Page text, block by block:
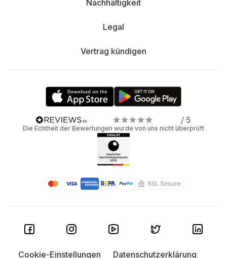
Nachhaltigkeit
Legal
Vertrag kündigen
/ 5
Die Echtheit der Bewertungen wurde von uns nicht überprüft
Cookie-Einstellungen Datenschutzerklärung